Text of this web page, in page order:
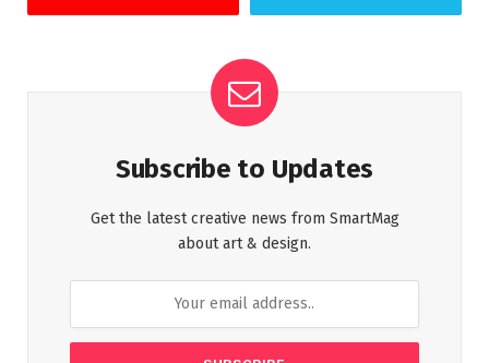
Subscribe to Updates
Get the latest creative news from SmartMag
about art & design.